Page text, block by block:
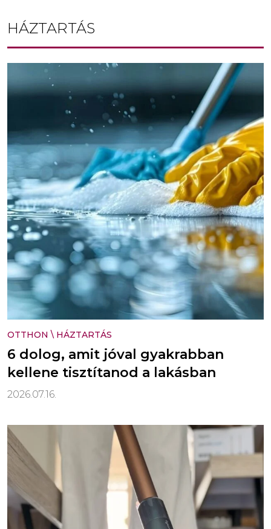
HÁZTARTÁS
OTTHON \ HÁZTARTÁS
6 dolog, amit jóval gyakrabban
kellene tisztítanod a lakásban
2026.07.16.